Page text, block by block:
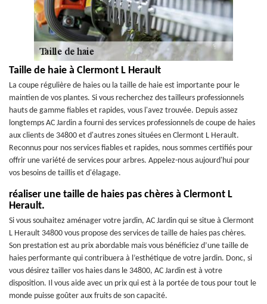
Taille de haie à Clermont L Herault
La coupe régulière de haies ou la taille de haie est importante pour le
maintien de vos plantes. Si vous recherchez des tailleurs professionnels
hauts de gamme fiables et rapides, vous l'avez trouvée. Depuis assez
longtemps AC Jardin a fourni des services professionnels de coupe de haies
aux clients de 34800 et d'autres zones situées en Clermont L Herault.
Reconnus pour nos services fiables et rapides, nous sommes certifiés pour
offrir une variété de services pour arbres. Appelez-nous aujourd'hui pour
vos besoins de taillis et d'élagage.
réaliser une taille de haies pas chères à Clermont L
Herault.
Si vous souhaitez aménager votre jardin, AC Jardin qui se situe à Clermont
L Herault 34800 vous propose des services de taille de haies pas chères.
Son prestation est au prix abordable mais vous bénéficiez d’une taille de
haies performante qui contribuera à l’esthétique de votre jardin. Donc, si
vous désirez tailler vos haies dans le 34800, AC Jardin est à votre
disposition. Il vous aide avec un prix qui est à la portée de tous pour tout le
monde puisse goûter aux fruits de son capacité.